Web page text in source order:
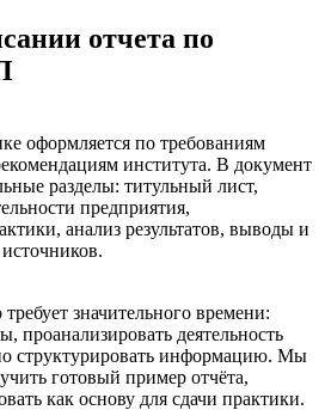
отчета по
оформляется по требованиям
института. В документ
разделы: титульный лист,
предприятия,
анализ результатов, выводы и
значительного времени:
проанализировать деятельность
структурировать информацию. Мы
готовый пример отчёта,
как основу для сдачи практики.